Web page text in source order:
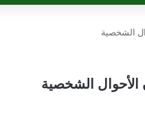
الشخصية
الأحوال الشخصية